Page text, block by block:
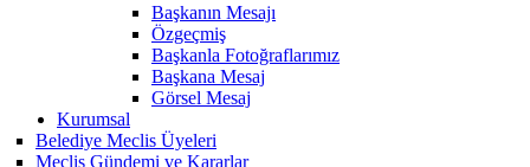
Başkanın Mesajı
Özgeçmiş
Başkanla Fotoğraflarımız
Başkana Mesaj
Görsel Mesaj
Kurumsal
Belediye Meclis Üyeleri
Meclis Gündemi ve Kararlar